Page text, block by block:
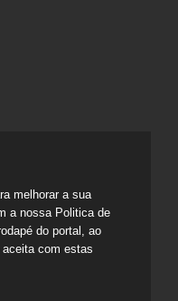
melhorar a sua
a nossa Politica de
do portal, ao
com estas